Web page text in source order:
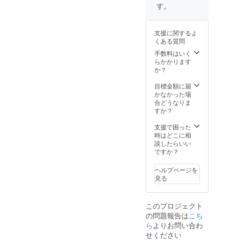
て選手
メッ
セージ
入りサ
イン
しいた
しま
す。
からの
セージ
入りサ
イン
ボール
しま
す。
す。
支援に関するよ
くある質問
手数料はいく
らかかります
か？
目標金額に届
かなかった場
合どうなりま
すか？
支援で困った
時はどこに相
談したらいい
ですか？
ヘルプページを
見る
このプロジェクト
の問題報告はこち
らよりお問い合わ
せください